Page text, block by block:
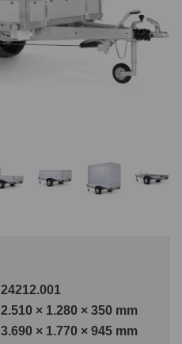
24212.001
2.510 × 1.280 × 350 mm
3.690 × 1.770 × 945 mm